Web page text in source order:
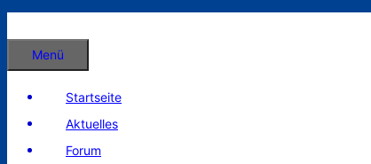
Menü
Startseite
Aktuelles
Forum